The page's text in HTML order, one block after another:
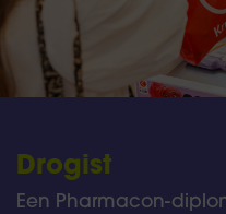
Drogist
Een Pharmacon-